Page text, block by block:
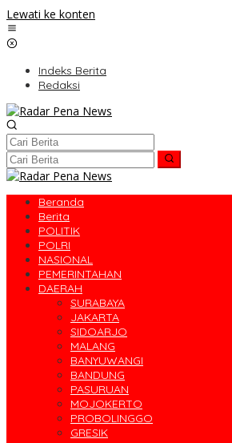
Lewati ke konten
Indeks Berita
Redaksi
Beranda
Berita
POLITIK
POLRI
NASIONAL
PEMERINTAHAN
DAERAH
SURABAYA
JAKARTA
SIDOARJO
MALANG
BANYUWANGI
BANDUNG
PASURUAN
MOJOKERTO
PROBOLINGGO
GRESIK